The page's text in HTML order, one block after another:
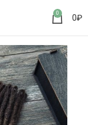
0 0₽